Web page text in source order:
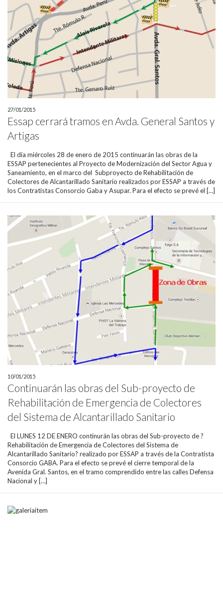
27/01/2015
Essap cerrará tramos en Avda. General Santos y
Artigas
El día miércoles 28 de enero de 2015 continuarán las obras de la
ESSAP pertenecientes al Proyecto de Modernización del Sector Agua y
Saneamiento, en el marco del Subproyecto de Rehabilitación de
Colectores de Alcantarillado Sanitario realizados por ESSAP a través de
los Contratistas Consorcio Gaba y Asupar. Para el efecto se prevé el […]
10/01/2015
Continuarán las obras del Sub-proyecto de
Rehabilitación de Emergencia de Colectores
del Sistema de Alcantarillado Sanitario
El LUNES 12 DE ENERO continurán las obras del Sub-proyecto de ?
Rehabilitación de Emergencia de Colectores del Sistema de
Alcantarillado Sanitario? realizado por ESSAP a través de la Contratista
Consorcio GABA. Para el efecto se prevé el cierre temporal de la
Avenida Gral. Santos, en el tramo comprendido entre las calles Defensa
Nacional y […]